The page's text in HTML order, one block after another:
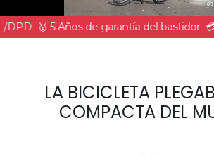
DPD 🥇 5 Años de garantía del bastidor
LA BICICLETA
COMPACTA DEL